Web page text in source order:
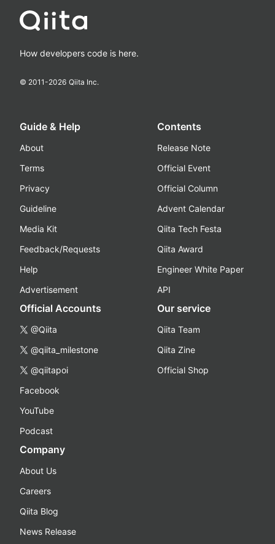
How developers code is here.
© 2011-2026 Qiita Inc.
Guide & Help
About
Terms
Privacy
Guideline
Media Kit
Feedback/Requests
Help
Advertisement
Contents
Release Note
Official Event
Official Column
Advent Calendar
Qiita Tech Festa
Qiita Award
Engineer White Paper
API
Official Accounts
@Qiita
@qiita_milestone
@qiitapoi
Facebook
YouTube
Podcast
Our service
Qiita Team
Qiita Zine
Official Shop
Company
About Us
Careers
Qiita Blog
News Release